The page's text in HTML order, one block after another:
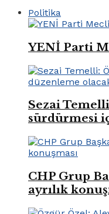
Politika
YENİ Parti
Sezai
sürdürmesi
CHP Grup
ayrılık